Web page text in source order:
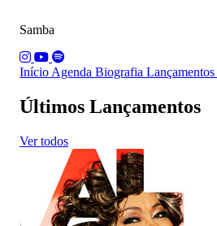
Samba
Início Agenda Biografia Lançamentos
Últimos Lançamentos
Ver todos